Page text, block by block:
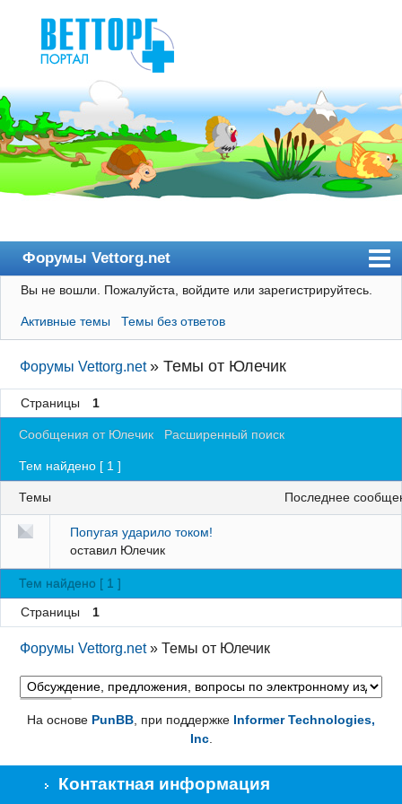
Форумы Vettorg.net
Главная
Пользователи
Правила
Поиск
Регистрация
Вход
Вы не вошли. Пожалуйста, войдите или зарегистрируйтесь.
Активные темы Темы без ответов
Форумы Vettorg.net »Темы от Юлечик
Страницы 1
Сообщения от Юлечик Расширенный поиск
Тем найдено [ 1 ]
Темы последнее
Попугая ударило током!
оставил Юлечик
Тем найдено [ 1 ]
Страницы 1
Форумы Vettorg.net »Темы от Юлечик
На основе PunBB , при поддержке Informer Technologies,
Inc.
Контактная информация